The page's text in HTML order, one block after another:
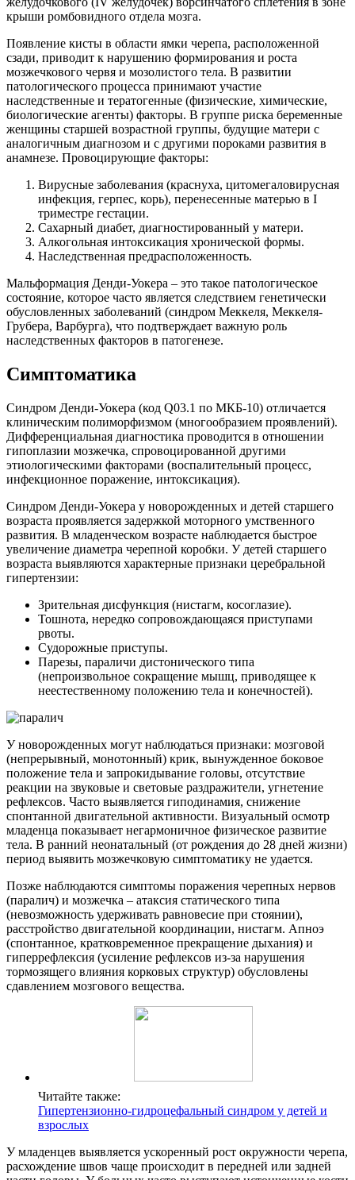
крыши ромбовидного отдела мозга.
Появление кисты в области ямки черепа, расположенной
сзади, приводит к нарушению формирования и роста
мозжечкового червя и мозолистого тела. В развитии
патологического процесса принимают участие
наследственные и тератогенные (физические, химические,
биологические агенты) факторы. В группе риска беременные
женщины старшей возрастной группы, будущие матери с
аналогичным диагнозом и с другими пороками развития в
анамнезе. Провоцирующие факторы:
Вирусные заболевания (краснуха, цитомегаловирусная
инфекция, герпес, корь), перенесенные матерью в I
триместре гестации.
Сахарный диабет, диагностированный у матери.
Алкогольная интоксикация хронической формы.
Наследственная предрасположенность.
Мальформация Денди-Уокера – это такое патологическое
состояние, которое часто является следствием генетически
обусловленных заболеваний (синдром Меккеля, Меккеля-
Грубера, Варбурга), что подтверждает важную роль
наследственных факторов в патогенезе.
Симптоматика
Синдром Денди-Уокера (код Q03.1 по МКБ-10) отличается
клиническим полиморфизмом (многообразием проявлений).
Дифференциальная диагностика проводится в отношении
гипоплазии мозжечка, спровоцированной другими
этиологическими факторами (воспалительный процесс,
инфекционное поражение, интоксикация).
Синдром Денди-Уокера у новорожденных и детей старшего
возраста проявляется задержкой моторного умственного
развития. В младенческом возрасте наблюдается быстрое
увеличение диаметра черепной коробки. У детей старшего
возраста выявляются характерные признаки церебральной
гипертензии:
Зрительная дисфункция (нистагм, косоглазие).
Тошнота, нередко сопровождающаяся приступами
рвоты.
Судорожные приступы.
Парезы, параличи дистонического типа
(непроизвольное сокращение мышц, приводящее к
неестественному положению тела и конечностей).
У новорожденных могут наблюдаться признаки: мозговой
(непрерывный, монотонный) крик, вынужденное боковое
положение тела и запрокидывание головы, отсутствие
реакции на звуковые и световые раздражители, угнетение
рефлексов. Часто выявляется гиподинамия, снижение
спонтанной двигательной активности. Визуальный осмотр
младенца показывает негармоничное физическое развитие
тела. В ранний неонатальный (от рождения до 28 дней жизни)
период выявить мозжечковую симптоматику не удается.
Позже наблюдаются симптомы поражения черепных нервов
(паралич) и мозжечка – атаксия статического типа
(невозможность удерживать равновесие при стоянии),
расстройство двигательной координации, нистагм. Апноэ
(спонтанное, кратковременное прекращение дыхания) и
гиперрефлексия (усиление рефлексов из-за нарушения
тормозящего влияния корковых структур) обусловлены
сдавлением мозгового вещества.
Читайте также:
Гипертензионно-гидроцефальный синдром у детей и
взрослых
У младенцев выявляется ускоренный рост окружности черепа,
расхождение швов чаще происходит в передней или задней